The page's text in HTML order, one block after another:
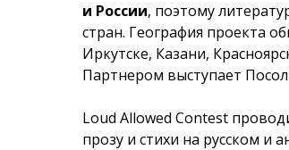
и России, поэтому
стран. География проекта
Иркутске, Казани,
Партнером выступает
Loud Allowed Contest
прозу и стихи на русском и